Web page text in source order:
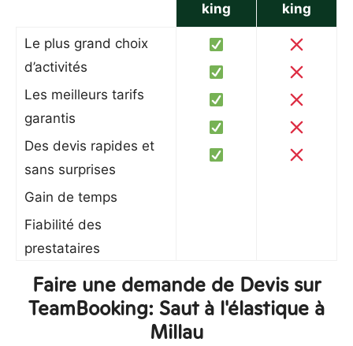
king
king
Le plus grand choix
d’activités
Les meilleurs tarifs
garantis
Des devis rapides et
sans surprises
Gain de temps
Fiabilité des
prestataires
Faire une demande de Devis sur
TeamBooking: Saut à l'élastique à
Millau